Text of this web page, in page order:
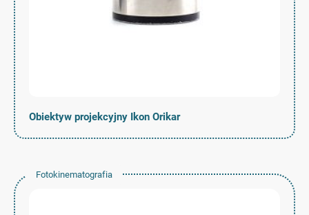
Obiektyw projekcyjny Ikon Orikar
Fotokinematografia